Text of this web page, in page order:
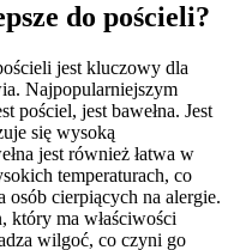
do pościeli?
jest kluczowy dla
Najpopularniejszym
pościel, jest bawełna. Jest
się wysoką
jest również łatwa w
temperaturach, co
osób cierpiących na alergie.
który ma właściwości
wilgoć, co czyni go